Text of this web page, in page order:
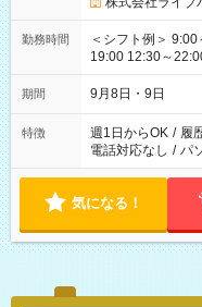
勤務時間
＜シフト例＞
19:00 12:30～22:00 上記の時間から好きな時間を選べます
時間は変更となる
期間 9月8日・9日
特徴 週1日からOK / 履
電話対応なし / パ
気になる！